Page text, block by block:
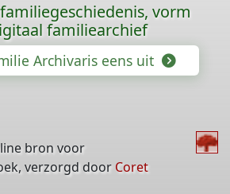
vorm
familiearchief
Archivaris eens uit
bron voor
verzorgd door Coret